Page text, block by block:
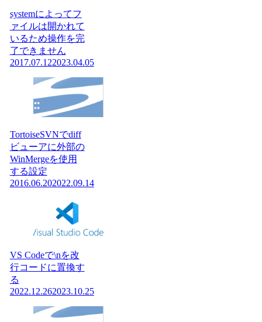
systemによってフ
ァイルは開かれて
いるため操作を完
了できません
2017.07.122023.04.05
TortoiseSVNでdiff
ビューアに外部の
WinMergeを使用
する設定
2016.06.202022.09.14
VS Codeで\nを改
行コードに置換す
る
2022.12.262023.10.25